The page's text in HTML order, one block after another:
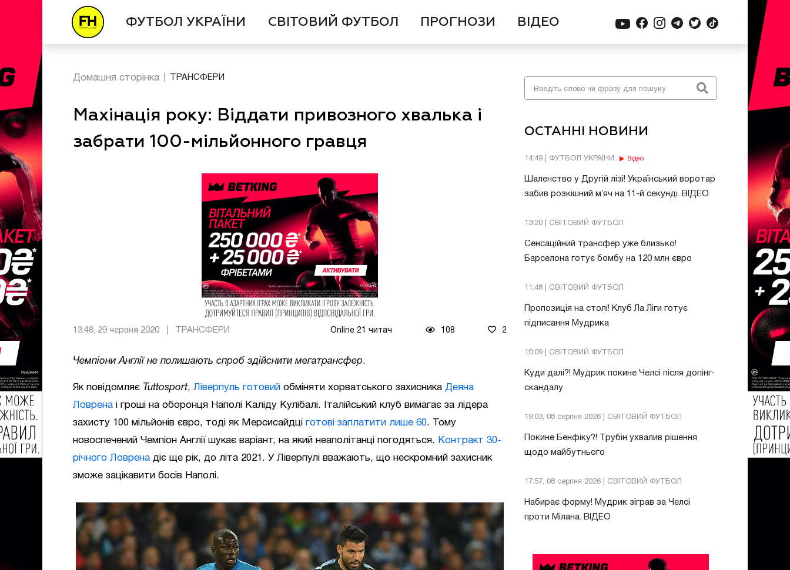
ФУТБОЛ УКРАЇНИ СВІТОВИЙ ФУТБОЛ ПРОГНОЗИ ВІДЕО
ОСТАННІ НОВИНИ
14:49 | ФУТБОЛ УКРАЇНИ Відео
Шаленство у Другій лізі! Український воротар
забив розкішний мʼяч на 11-й секунді. ВІДЕО
13:20 | СВІТОВИЙ ФУТБОЛ
Сенсаційний трансфер уже близько!
Барселона готує бомбу на 120 млн євро
11:48 | СВІТОВИЙ ФУТБОЛ
Пропозиція на столі! Клуб Ла Ліги готує
підписання Мудрика
10:09 | СВІТОВИЙ ФУТБОЛ
Куди далі?! Мудрик покине Челсі після допінг-
скандалу
19:03, 08 серпня 2026 | СВІТОВИЙ ФУТБОЛ
Покине Бенфіку?! Трубін ухвалив рішення
щодо майбутнього
17:57, 08 серпня 2026 | СВІТОВИЙ ФУТБОЛ
Набирає форму! Мудрик зіграв за Челсі
проти Мілана. ВІДЕО
Домашня сторінка ТРАНСФЕРИ
Махінація року: Віддати привозного хвалька і
забрати 100-мільйонного гравця
13:48, 29 червня 2020 ТРАНСФЕРИ Online 21 читач 108 2
Чемпіони Англії не полишають спроб здійснити мегатрансфер.
Як повідомляє Tuttosport, Ліверпуль готовий обміняти хорватського захисника Деяна
Ловрена і гроші на оборонця Наполі Каліду Кулібалі. Італійський клуб вимагає за лідера
захисту 100 мільйонів євро, тоді як Мерсисайдці готові заплатити лише 60. Тому
новоспечений Чемпіон Англії шукає варіант, на який неаполітанці погодяться. Контракт 30-
річного Ловрена діє ще рік, до літа 2021. У Ліверпулі вважають, що нескромний захисник
зможе зацікавити босів Наполі.